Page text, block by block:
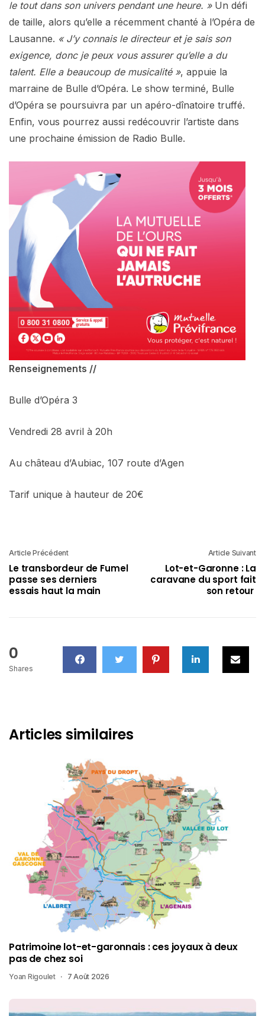
le tout dans son univers pendant une heure. »Un défi
de taille, alors qu’elle a récemment chanté à l’Opéra de
Lausanne. « J’y connais le directeur et je sais son
exigence, donc je peux vous assurer qu’elle a du
talent. Elle a beaucoup de musicalité », appuie la
marraine de Bulle d’Opéra. Le show terminé, Bulle
d’Opéra se poursuivra par un apéro-dînatoire truffé.
Enfin, vous pourrez aussi redécouvrir l’artiste dans
une prochaine émission de Radio Bulle.
Renseignements //
Bulle d’Opéra 3
Vendredi 28 avril à 20h
Au château d’Aubiac, 107 route d’Agen
Tarif unique à hauteur de 20€
Article Précédent
Le transbordeur de Fumel
passe ses derniers
essais haut la main
Article Suivant
Lot-et-Garonne : La
caravane du sport fait
son retour
0
Shares
Articles similaires
Patrimoine lot-et-garonnais : ces joyaux à deux
pas de chez soi
Yoan Rigoulet 7 Août 2026